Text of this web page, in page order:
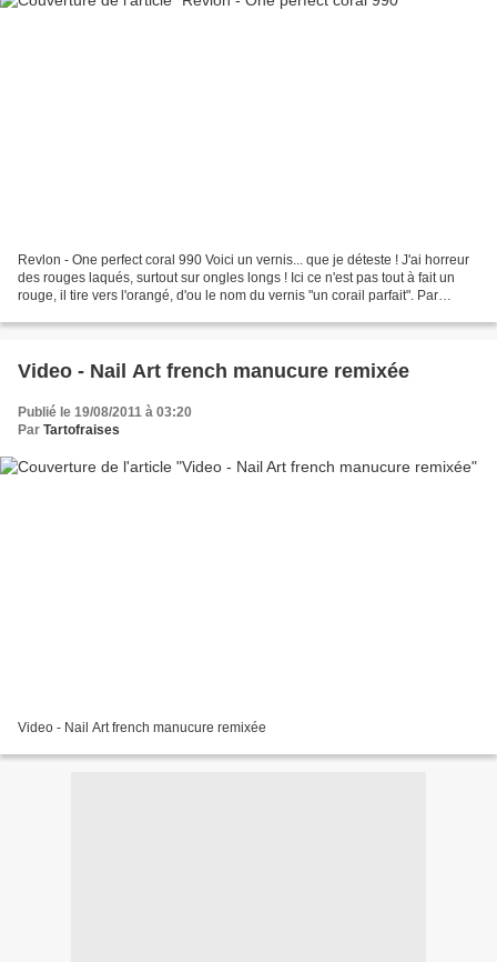
Revlon - One perfect coral 990 Voici un vernis... que je déteste ! J'ai horreur
des rouges laqués, surtout sur ongles longs ! Ici ce n'est pas tout à fait un
rouge, il tire vers l'orangé, d'ou le nom du vernis "un corail parfait". Par
Video - Nail Art french manucure remixée
Publié le 19/08/2011 à 03:20
Par Tartofraises
Video - Nail Art french manucure remixée